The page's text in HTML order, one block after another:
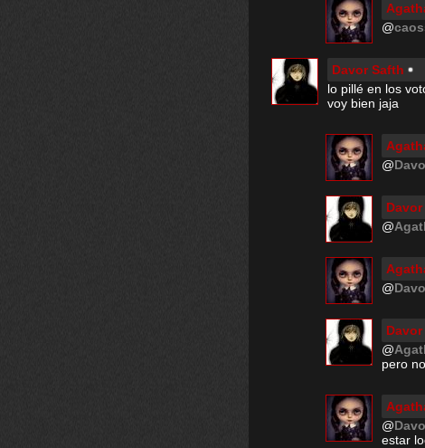
@
Davor Safth
lo pillé en los
voy bien jaja
@
@
@
@
pero
@
estar